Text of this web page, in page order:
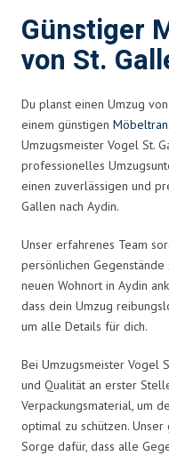
Günstiger
von St.
Du planst einen Umzug
einem günstigen
Umzugsmeister Vogel St.
professionelles
einen zuverlässigen und
Gallen nach Aydin.
Unser erfahrenes Team
persönlichen
neuen Wohnort in Aydin
dass dein Umzug
um alle Details für dich.
Bei Umzugsmeister Vogel
und Qualität an erster
Verpackungsmaterial, um
optimal zu schützen.
Sorge dafür, dass alle